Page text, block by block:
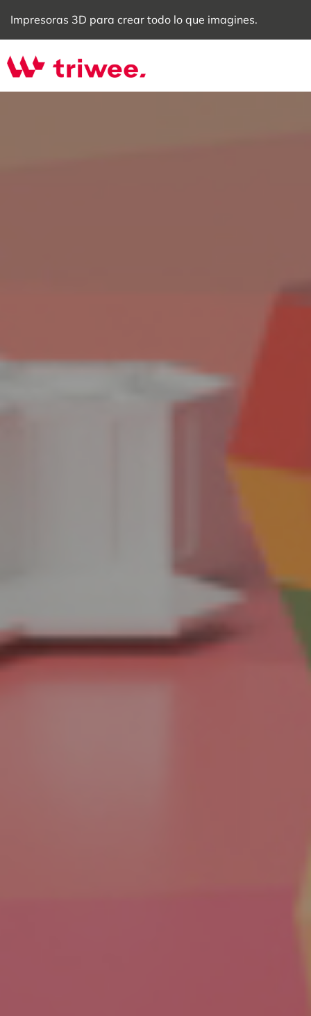
Impresoras 3D para crear todo lo que imagines.